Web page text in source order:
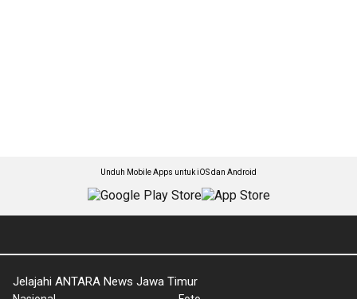
Unduh Mobile Apps untuk iOS dan Android
Jelajahi ANTARA News Jawa Timur